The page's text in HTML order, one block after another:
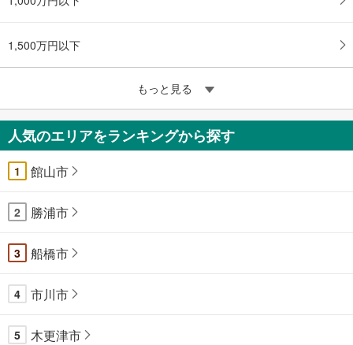
1,500万円以下
もっと見る
人気のエリアをランキングから探す
1 館山市
2 勝浦市
3 船橋市
4 市川市
5 木更津市